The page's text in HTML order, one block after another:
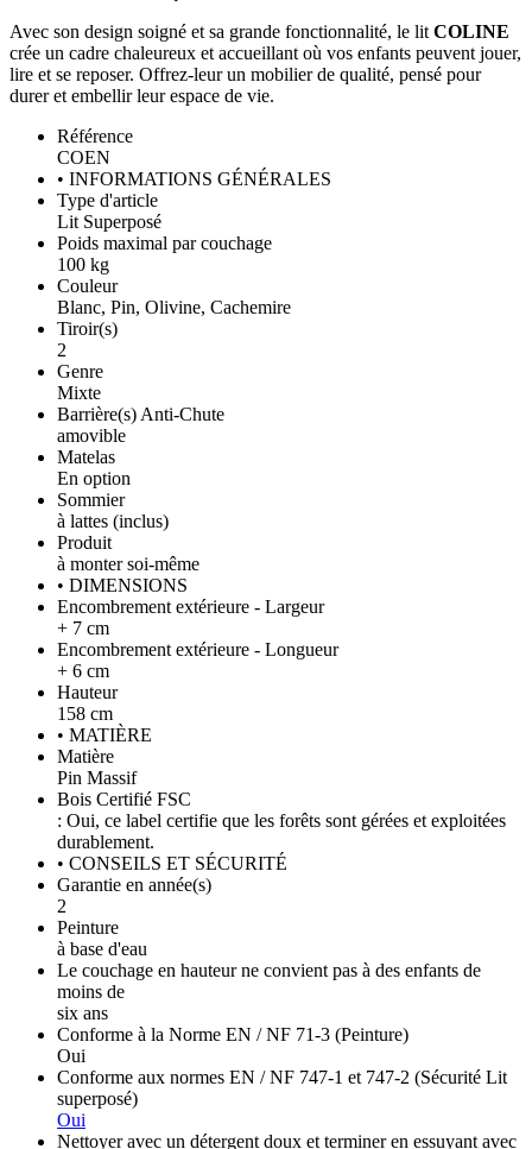
Avec son design soigné et sa grande fonctionnalité, le lit COLINE
crée un cadre chaleureux et accueillant où vos enfants peuvent jouer,
lire et se reposer. Offrez-leur un mobilier de qualité, pensé pour
durer et embellir leur espace de vie.
Référence
COEN
• INFORMATIONS GÉNÉRALES
Type d'article
Lit Superposé
Poids maximal par couchage
100 kg
Couleur
Blanc, Pin, Olivine, Cachemire
Tiroir(s)
2
Genre
Mixte
Barrière(s) Anti-Chute
amovible
Matelas
En option
Sommier
à lattes (inclus)
Produit
à monter soi-même
• DIMENSIONS
Encombrement extérieure - Largeur
+ 7 cm
Encombrement extérieure - Longueur
+ 6 cm
Hauteur
158 cm
• MATIÈRE
Matière
Pin Massif
Bois Certifié FSC
: Oui, ce label certifie que les forêts sont gérées et exploitées
durablement.
• CONSEILS ET SÉCURITÉ
Garantie en année(s)
2
Peinture
à base d'eau
Le couchage en hauteur ne convient pas à des enfants de
moins de
six ans
Conforme à la Norme EN / NF 71-3 (Peinture)
Oui
Conforme aux normes EN / NF 747-1 et 747-2 (Sécurité Lit
superposé)
Oui
Nettoyer avec un détergent doux et terminer en essuyant avec